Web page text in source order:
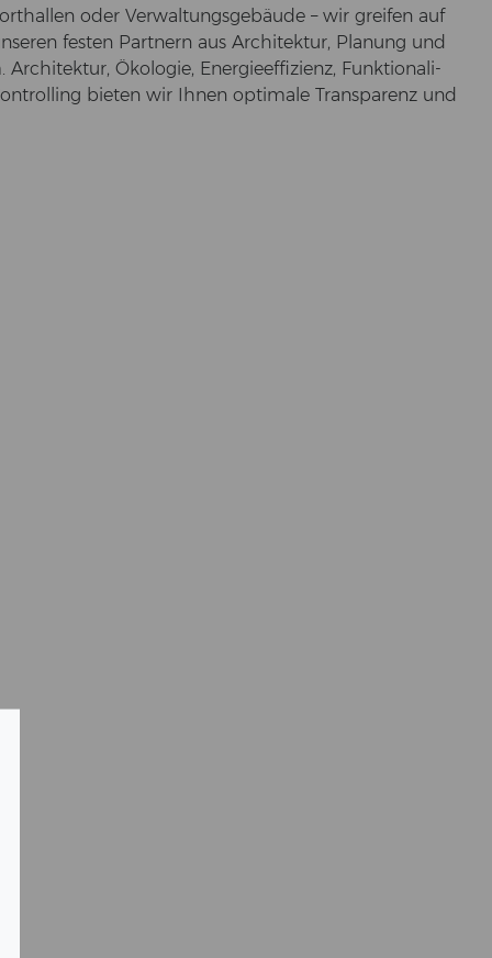
oder Ver­wal­tungs­ge­bäu­de – wir grei­fen auf
fes­ten Part­nern aus Ar­chi­tek­tur, Pla­nung und
Öko­lo­gie, En­er­gie­ef­fi­zi­enz, Funk­tio­na­li­
bie­ten wir Ihnen op­ti­ma­le Trans­pa­renz und